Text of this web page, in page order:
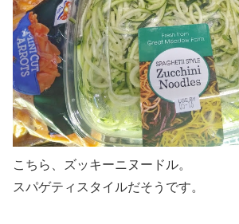
こちら、ズッキーニヌードル。
スパゲティスタイルだそうです。